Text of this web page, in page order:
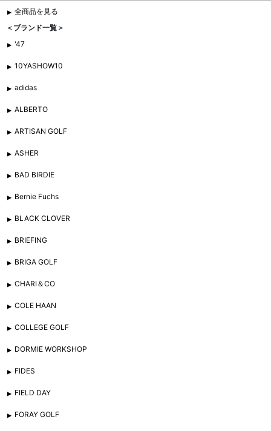
全商品を見る
＜ブランド一覧＞
'47
10YASHOW10
adidas
ALBERTO
ARTISAN GOLF
ASHER
BAD BIRDIE
Bernie Fuchs
BLACK CLOVER
BRIEFING
BRIGA GOLF
CHARI＆CO
COLE HAAN
COLLEGE GOLF
DORMIE WORKSHOP
FIDES
FIELD DAY
FORAY GOLF